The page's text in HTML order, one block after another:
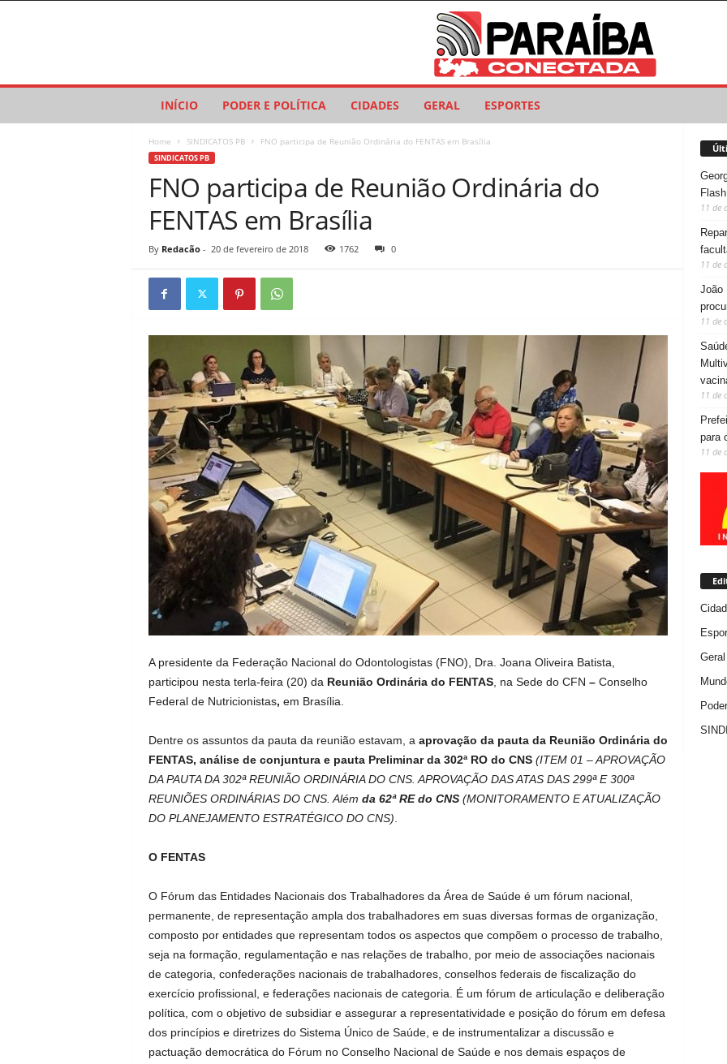
r
INÍCIO PODER E POLÍTICA CIDADES GERAL ESPORTES
Home SINDICATOS PB FNO participa de Reunião Ordinária do FENTAS em Brasília
SINDICATOS PB
FNO participa de Reunião Ordinária do
FENTAS em Brasília
By Redacão- 20 de fevereiro de 2018 1762 0
A presidente da Federação Nacional do Odontologistas (FNO), Dra. Joana Oliveira Batista,
participou nesta terla-feira (20) da Reunião Ordinária do FENTAS, na Sede do CFN –Conselho
Federal de Nutricionistas, em Brasília.
Dentre os assuntos da pauta da reunião estavam, a aprovação da pauta da Reunião Ordinária do
FENTAS, análise de conjuntura e pauta Preliminar da 302ª RO do CNS (ITEM 01 – APROVAÇÃO
DA PAUTA DA 302ª REUNIÃO ORDINÁRIA DO CNS. APROVAÇÃO DAS ATAS DAS 299ª E 300ª
REUNIÕES ORDINÁRIAS DO CNS. Além da 62ª RE do CNS(MONITORAMENTO E ATUALIZAÇÃO
DO PLANEJAMENTO ESTRATÉGICO DO CNS)
O FENTAS
O Fórum das Entidades Nacionais dos Trabalhadores da Área de Saúde é um fórum nacional,
permanente, de representação ampla dos trabalhadores em suas diversas formas de organização,
composto por entidades que representam todos os aspectos que compõem o processo de trabalho,
seja na formação, regulamentação e nas relações de trabalho, por meio de associações nacionais
de categoria, confederações nacionais de trabalhadores, conselhos federais de fiscalização do
exercício profissional, e federações nacionais de categoria. É um fórum de articulação e deliberação
política, com o objetivo de subsidiar e assegurar a representatividade e posição do fórum em defesa
dos princípios e diretrizes do Sistema Único de Saúde, e de instrumentalizar a discussão e
pactuação democrática do Fórum no Conselho Nacional de Saúde e nos demais espaços de
11 de
11 de
João
11 de
11 de
para
11 de
Geral